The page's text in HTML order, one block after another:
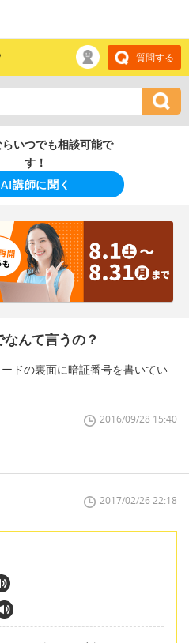
質問する
いつでも相談可能で
す！
AI講師に聞く
んて言うの？
ドの裏面に暗証番号を書いてい
2016/09/28 15:40
2017/02/26 22:18